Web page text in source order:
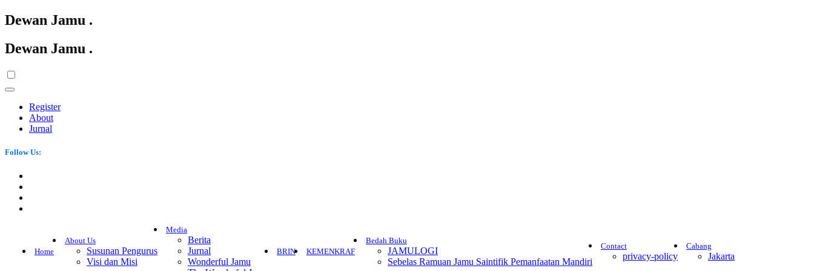
Dewan Jamu .
Dewan Jamu .
Register
About
Jurnal
Follow Us:
Home
About Us
Susunan Pengurus
Visi dan Misi
Media
Berita
Jurnal
Wonderful Jamu
BRIN KEMENKRAF
Bedah Buku
JAMULOGI
Sebelas Ramuan Jamu Saintifik Pemanfaatan Mandiri
Contact
privacy-policy
Cabang
Jakarta